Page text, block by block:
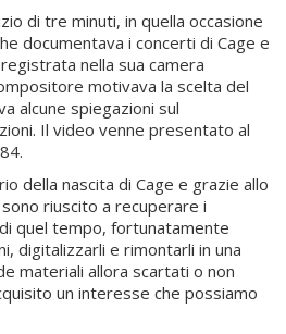
di tre minuti, in quella occasione
documentava i concerti di Cage e
nella sua camera
motivava la scelta del
alcune spiegazioni sul
Il video venne presentato al
della nascita di Cage e grazie allo
riuscito a recuperare i
quel tempo, fortunatamente
digitalizzarli e rimontarli in una
materiali allora scartati o non
un interesse che possiamo